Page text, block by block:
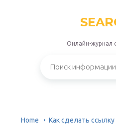
Онлайн-журнал
Home Как сделать ссылку